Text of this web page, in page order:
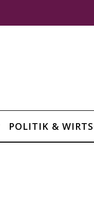
POLITIK &